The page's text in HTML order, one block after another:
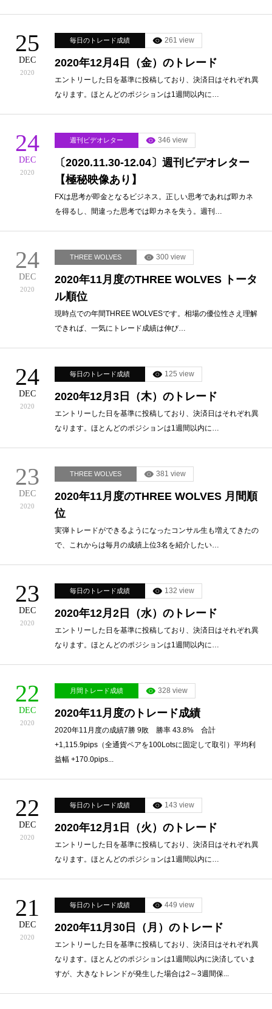
25
DEC
2020
毎日のトレード成績 261 view
2020年12月4日（金）のトレード
エントリーした日を基準に投稿しており、決済日はそれぞれ異
なります。ほとんどのポジションは1週間以内に…
24
DEC
2020
週刊ビデオレター 346 view
〔2020.11.30-12.04〕週刊ビデオレター
【極秘映像あり】
FXは思考が即金となるビジネス。正しい思考であれば即カネ
を得るし、間違った思考では即カネを失う。週刊…
24
DEC
2020
THREE WOLVES 300 view
2020年11月度のTHREE WOLVES トータ
ル順位
現時点での年間THREE WOLVESです。相場の優位性さえ理解
できれば、一気にトレード成績は伸び…
24
DEC
2020
毎日のトレード成績 125 view
2020年12月3日（木）のトレード
エントリーした日を基準に投稿しており、決済日はそれぞれ異
なります。ほとんどのポジションは1週間以内に…
23
DEC
2020
THREE WOLVES 381 view
2020年11月度のTHREE WOLVES 月間順
位
実弾トレードができるようになったコンサル生も増えてきたの
で、これからは毎月の成績上位3名を紹介したい…
23
DEC
2020
毎日のトレード成績 132 view
2020年12月2日（水）のトレード
エントリーした日を基準に投稿しており、決済日はそれぞれ異
なります。ほとんどのポジションは1週間以内に…
22
DEC
2020
月間トレード成績 328 view
2020年11月度のトレード成績
2020年11月度の成績7勝 9敗 勝率 43.8% 合計
+1,115.9pips（全通貨ペアを100Lotsに固定して取引）平均利
益幅 +170.0pips...
22
DEC
2020
毎日のトレード成績 143 view
2020年12月1日（火）のトレード
エントリーした日を基準に投稿しており、決済日はそれぞれ異
なります。ほとんどのポジションは1週間以内に…
21
DEC
2020
毎日のトレード成績 449 view
2020年11月30日（月）のトレード
エントリーした日を基準に投稿しており、決済日はそれぞれ異
なります。ほとんどのポジションは1週間以内に決済していま
すが、大きなトレンドが発生した場合は2～3週間保...